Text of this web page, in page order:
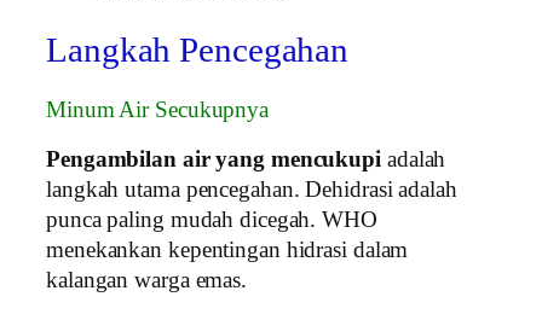
Langkah Pencegahan
Minum Air Secukupnya
Pengambilan air yang mencukupi adalah
langkah utama pencegahan. Dehidrasi adalah
punca paling mudah dicegah. WHO
menekankan kepentingan hidrasi dalam
kalangan warga emas.